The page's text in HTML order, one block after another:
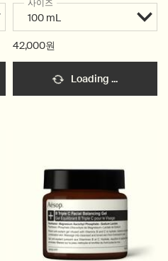
사이즈
42,000원
Loading ...